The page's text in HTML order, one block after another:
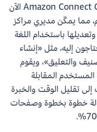
تم دمج Amazon Connect Customer Assistant الآن
مما يمكّن مديري مراكز
باستخدام اللغة
إليه، مثل «إنشاء
والتعليق»، ويقوم
المقابلة
تقليل الوقت والخبرة
خطوة بخطوة وصفحات